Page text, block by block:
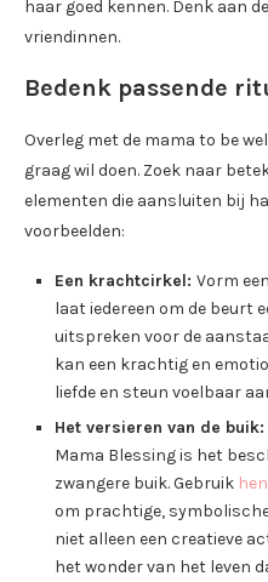
haar goed kennen. Denk aan
vriendinnen.
Bedenk passende
Overleg met de mama to be
graag wil doen. Zoek naar
elementen die aansluiten bij
voorbeelden:
Een krachtcirkel: Vorm
laat iedereen om de beurt
uitspreken voor de
kan een krachtig en
liefde en steun voelbaar
Het versieren van de buik:
Mama Blessing is het
zwangere buik. Gebruik
om prachtige,
niet alleen een creatieve
het wonder van het leven